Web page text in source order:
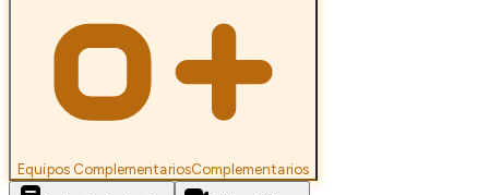
Equipos ComplementariosComplementarios